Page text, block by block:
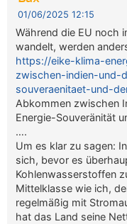
01/06/2025 12:15
Während die EU noch
wandelt, werden
https://eike-klima-
zwischen-indien-und-
souveraenitaet-und-
Abkommen zwischen
Energie-Souveränität
….
Um es klar zu sagen:
sich, bevor es
Kohlenwasserstoffen
Mittelklasse wie ich,
regelmäßig mit
hat das Land seine